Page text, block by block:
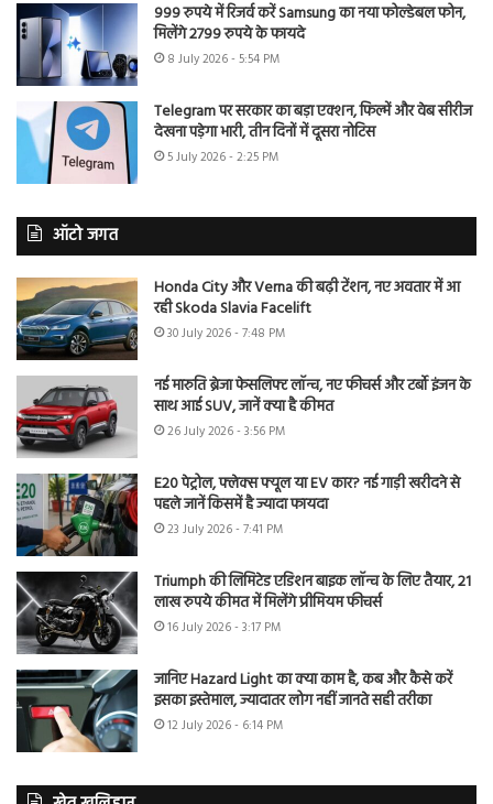
999 रुपये में रिजर्व करें Samsung का नया फोल्डेबल फोन,
मिलेंगे 2799 रुपये के फायदे
8 July 2026 - 5:54 PM
Telegram पर सरकार का बड़ा एक्शन, फिल्में और वेब सीरीज
देखना पड़ेगा भारी, तीन दिनों में दूसरा नोटिस
5 July 2026 - 2:25 PM
ऑटो जगत
Honda City और Verna की बढ़ी टेंशन, नए अवतार में आ
रही Skoda Slavia Facelift
30 July 2026 - 7:48 PM
नई मारुति ब्रेजा फेसलिफ्ट लॉन्च, नए फीचर्स और टर्बो इंजन के
साथ आई SUV, जानें क्या है कीमत
26 July 2026 - 3:56 PM
E20 पेट्रोल, फ्लेक्स फ्यूल या EV कार? नई गाड़ी खरीदने से
पहले जानें किसमें है ज्यादा फायदा
23 July 2026 - 7:41 PM
Triumph की लिमिटेड एडिशन बाइक लॉन्च के लिए तैयार, 21
लाख रुपये कीमत में मिलेंगे प्रीमियम फीचर्स
16 July 2026 - 3:17 PM
जानिए Hazard Light का क्या काम है, कब और कैसे करें
इसका इस्तेमाल, ज्यादातर लोग नहीं जानते सही तरीका
12 July 2026 - 6:14 PM